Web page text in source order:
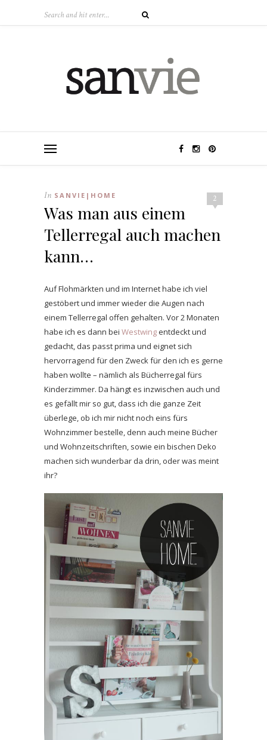
2
In SANVIE|HOME
Was man aus einem
Tellerregal auch machen
kann…
Auf Flohmärkten und im Internet habe ich viel
gestöbert und immer wieder die Augen nach
einem Tellerregal offen gehalten. Vor 2 Monaten
habe ich es dann bei Westwingentdeckt und
gedacht, das passt prima und eignet sich
hervorragend für den Zweck für den ich es gerne
haben wollte – nämlich als Bücherregal fürs
Kinderzimmer. Da hängt es inzwischen auch und
es gefällt mir so gut, dass ich die ganze Zeit
überlege, ob ich mir nicht noch eins fürs
Wohnzimmer bestelle, denn auch meine Bücher
und Wohnzeitschriften, sowie ein bischen Deko
machen sich wunderbar da drin, oder was meint
ihr?